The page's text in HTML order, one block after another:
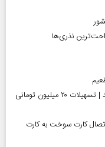
نذری‌ها
ثبت‌نام وام اربعین بازنشستگان کشوری آغاز شد | تسهیلات ۲۰ میلیون تومانی
اتصال کارت سوخت به کارت